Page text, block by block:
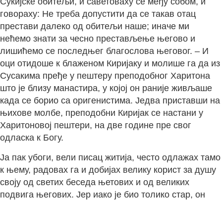
говораху: Не треба допустити да се такав отац
престави далеко од обитељи наше; иначе ми
нећемо знати за чесно престављење његово и
лишићемо се последњег благослова његовог. – И
оци отидоше к блаженом Киријаку и молише га да из
Сусакима пређе у пештеру преподобног Харитона
што је близу манастира, у којој он раније живљаше
када се борио са оригенистима. Једва приставши на
њихове молбе, преподобни Киријак се настани у
Харитоновој пештери, на две године пре свог
одласка к Богу.
Ја пак убоги, вели писац житија, често одлажах тамо
к њему, радовах га и добијах велику корист за душу
своју од светих беседа њетових и од великих
подвига његових. Јер иако је био толико стар, он